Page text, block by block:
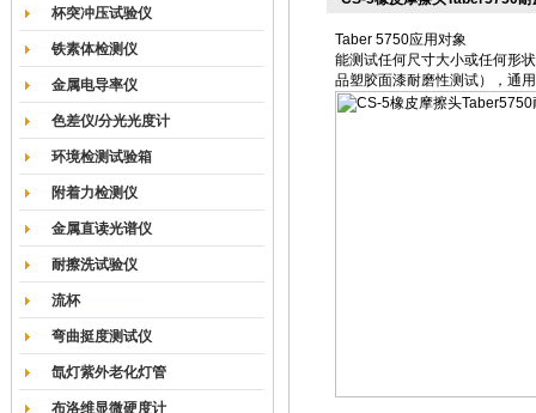
杯突冲压试验仪
铁素体检测仪
金属电导率仪
色差仪/分光光度计
环境检测试验箱
附着力检测仪
金属直读光谱仪
耐擦洗试验仪
流杯
弯曲挺度测试仪
氙灯紫外老化灯管
布洛维显微硬度计
Taber 5750应用对象
能测试任何尺寸大小或任何形
品塑胶面漆耐磨性测试），通